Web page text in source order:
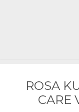
ROSA
CARE